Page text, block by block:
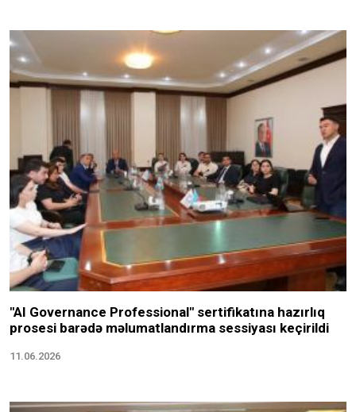
"AI Governance Professional" sertifikatına hazırlıq
prosesi barədə məlumatlandırma sessiyası keçirildi
11.06.2026